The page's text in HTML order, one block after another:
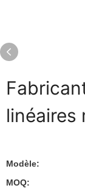
linéaires
Modèle:
MOQ: